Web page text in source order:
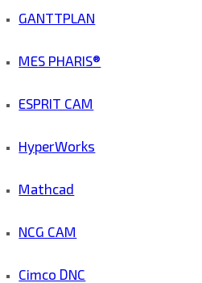
GANTTPLAN
MES PHARIS®
ESPRIT CAM
HyperWorks
Mathcad
NCG CAM
Cimco DNC